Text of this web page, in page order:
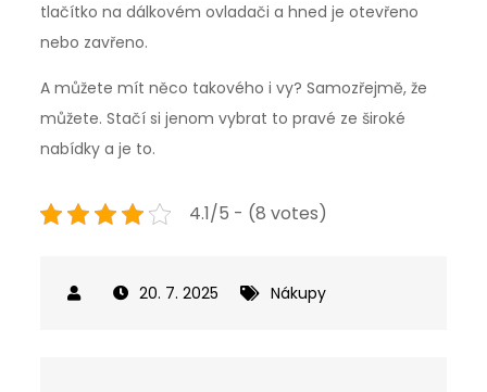
tlačítko na dálkovém ovladači a hned je otevřeno
nebo zavřeno.
A můžete mít něco takového i vy? Samozřejmě, že
můžete. Stačí si jenom vybrat to pravé ze široké
nabídky a je to.
4.1/5 - (8 votes)
20. 7. 2025 Nákupy